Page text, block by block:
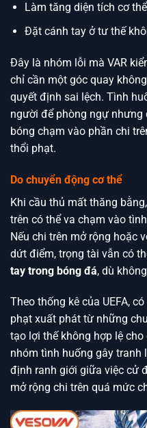
Làm tăng diện tích cơ
Đặt cánh tay ở tư thế
Đây là nhóm lỗi mà VAR
chỉ cần một góc quay
quyết định sai lệch. Tình
người để phòng ngự nhưng
bóng chạm vào phần chi
thổi phạt.
Do chuyển động cơ thể
Khi cầu thủ mất thăng
trên có thể va chạm vào
Nếu chi trên mở rộng hoặc
dứt điểm, trọng tài vẫn có
tay trong bóng đá, dù
Theo thống kê của UEFA,
phạt xuất phát từ những
tạo lợi thế không hợp lệ
nhóm tình huống gây tranh
định ranh giới giữa việc cử
mở rộng chi trên quá mức